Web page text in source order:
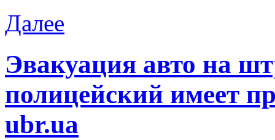
Далее
Эвакуация авто на
полицейский имеет
ubr.ua